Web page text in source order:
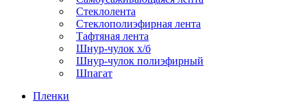
Стеклолента
Стеклополиэфирная лента
Тафтяная лента
Шнур-чулок х/б
Шнур-чулок полиэфирный
Шпагат
Пленки